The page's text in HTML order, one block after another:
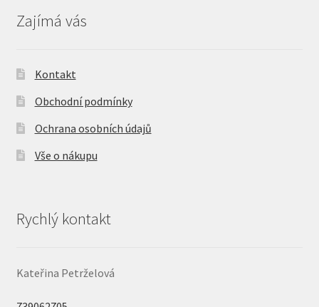
Zajímá vás
Kontakt
Obchodní podmínky
Ochrana osobních údajů
Vše o nákupu
Rychlý kontakt
Kateřina Petrželová